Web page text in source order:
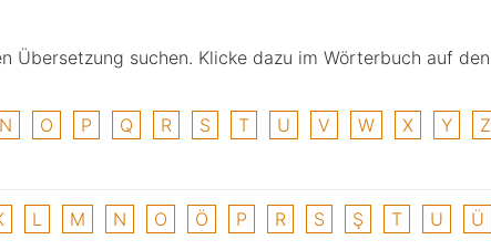
Übersetzung suchen. Klicke dazu im Wörterbuch auf den
N O P Q R S T U V W X Y Z
L M N O Ö P R S Ş T U Ü